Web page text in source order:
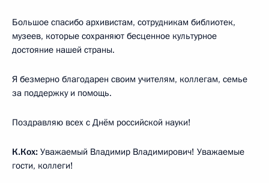
Большое спасибо архивистам, сотрудникам библиотек,
музеев, которые сохраняют бесценное культурное
достояние нашей страны.
Я безмерно благодарен своим учителям, коллегам, семье
за поддержку и помощь.
Поздравляю всех с Днём российской науки!
К.Кох: Уважаемый Владимир Владимирович! Уважаемые
гости, коллеги!